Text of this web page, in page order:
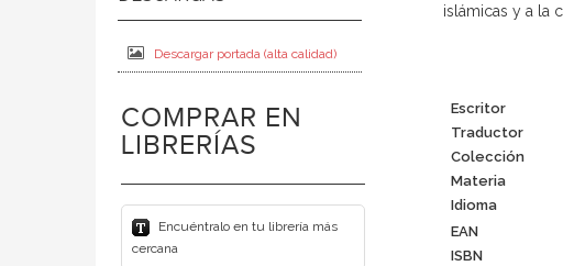
Descargar portada (alta calidad)
COMPRAR EN
LIBRERÍAS
Encuéntralo en tu librería más
cercana
islámicas y a la
Escritor
Traductor
Colección
Materia
Idioma
EAN
ISBN